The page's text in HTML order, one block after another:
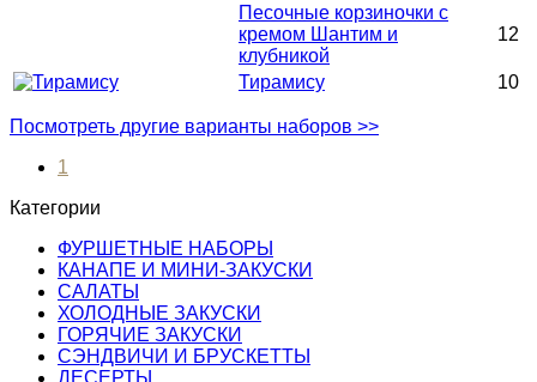
Песочные корзиночки с
кремом Шантим и
клубникой
12
Тирамису 10
Посмотреть другие варианты наборов >>
1
Категории
ФУРШЕТНЫЕ НАБОРЫ
КАНАПЕ И МИНИ-ЗАКУСКИ
САЛАТЫ
ХОЛОДНЫЕ ЗАКУСКИ
ГОРЯЧИЕ ЗАКУСКИ
СЭНДВИЧИ И БРУСКЕТТЫ
ДЕСЕРТЫ